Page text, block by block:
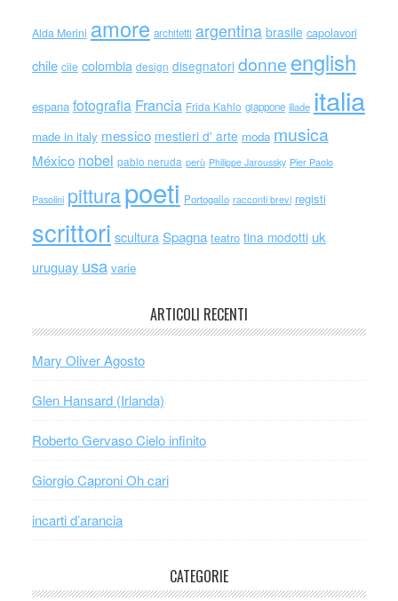
Alda Merini amore architetti argentina brasile capolavori
chile cile colombia design disegnatori donne english
espana fotografia Francia Frida Kahlo giappone iliade italia
made in italy messico mestieri d' arte moda musica
México nobel pablo neruda perù Philippe Jaroussky Pier Paolo
Pasolini pitturapoeti Portogallo racconti brevi registi
scrittori sculturaSpagna teatro tina modotti uk
uruguay usa varie
ARTICOLI RECENTI
Mary Oliver Agosto
Glen Hansard (Irlanda)
Roberto Gervaso Cielo infinito
Giorgio Caproni Oh cari
incarti d’arancia
CATEGORIE